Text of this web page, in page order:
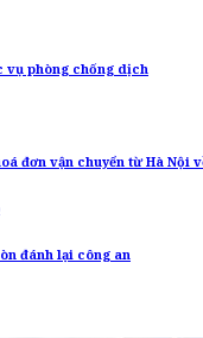
vụ phòng chống dịch
đơn vận chuyển từ Hà Nội
đánh lại công an